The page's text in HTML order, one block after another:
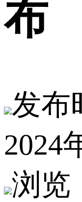
布
发布
2024
浏览